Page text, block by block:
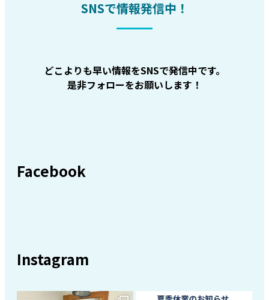
SNSで情報発信中！
どこよりも早い情報をSNSで発信中です。
是非フォローをお願いします！
Facebook
Instagram